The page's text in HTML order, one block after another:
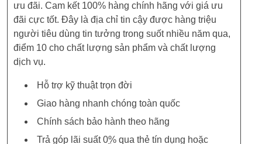
ưu đãi. Cam kết 100% hàng chính hãng với giá ưu
đãi cực tốt. Đây là địa chỉ tin cậy được hàng triệu
người tiêu dùng tin tưởng trong suốt nhiều năm qua,
điểm 10 cho chất lượng sản phẩm và chất lượng
dịch vụ.
Hỗ trợ kỹ thuật trọn đời
Giao hàng nhanh chóng toàn quốc
Chính sách bảo hành theo hãng
Trả góp lãi suất 0% qua thẻ tín dụng hoặc